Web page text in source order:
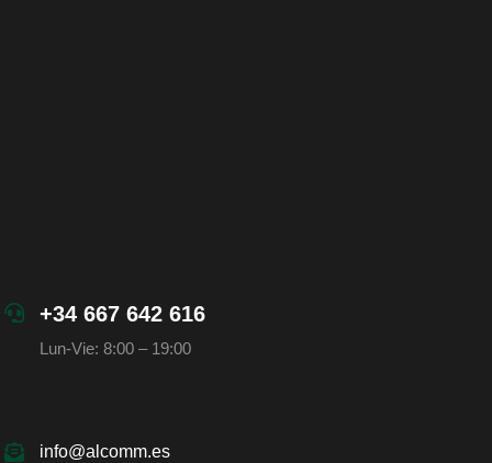
+34 667 642 616
Lun-Vie: 8:00 – 19:00
info@alcomm.es